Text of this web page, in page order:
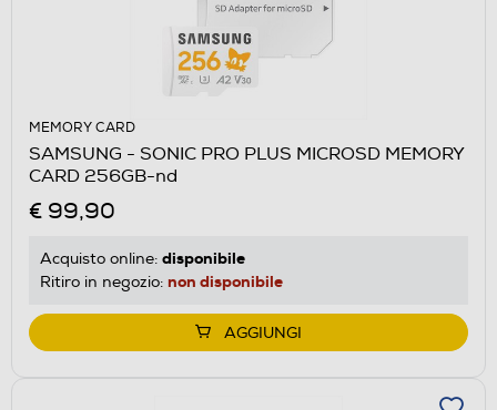
MEMORY CARD
SAMSUNG - SONIC PRO PLUS MICROSD MEMORY
CARD 256GB-nd
€ 99,90
Acquisto online: disponibile
Ritiro in negozio: non disponibile
AGGIUNGI